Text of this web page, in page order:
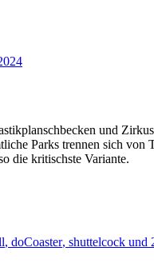
und
Parks trennen sich von
die kritischste Variante.
, doCoaster, shuttelcock und